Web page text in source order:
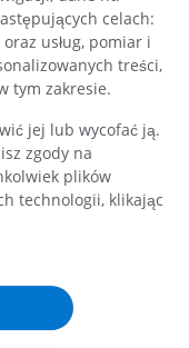
dolnej
które
POBIERZ
celach:
usług, pomiar i
treści,
tym zakresie.
jej lub wycofać ją.
zgody na
plików
technologii, klikając